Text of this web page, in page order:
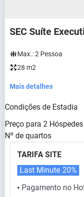
SEC Suíte
Max.:2 Pessoa
28 m2
Mais detalhes
Condições de Estadia
Preço para 2 Hóspedes
Nº de quartos
TARIFA SITE
⬤ Pagamento no
Last Minute 20%